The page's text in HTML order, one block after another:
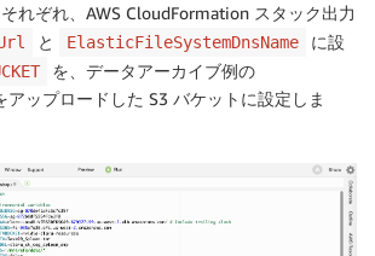
れぞれ、AWS CloudFormation スタック出力
と ElasticFileSystemDnsName
に設
を、データアーカイブ例の
アップロードした S3 バケットに設定しま